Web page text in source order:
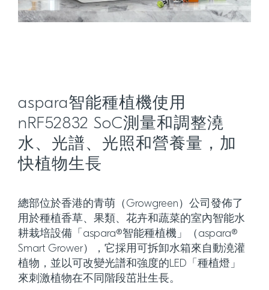
aspara智能種植機使用
nRF52832 SoC測量和調整澆
水、光譜、光照和營養量，加
快植物生長
總部位於香港的青萌（Growgreen）公司發佈了
用於種植香草、果類、花卉和蔬菜的室內智能水
耕栽培設備「aspara®智能種植機」（aspara®
Smart Grower），它採用可拆卸水箱來自動澆灌
植物，並以可改變光譜和強度的LED「種植燈」
來刺激植物在不同階段茁壯生長。